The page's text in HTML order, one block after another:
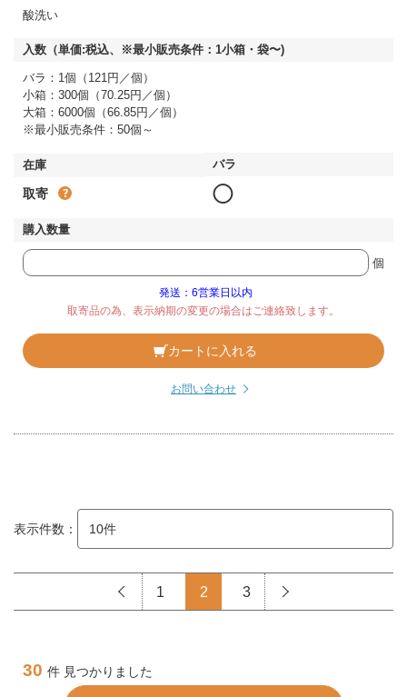
酸洗い
バラ：1個（121円／個）
小箱：300個（70.25円／個）
大箱：6000個（66.85円／個）
※最小販売条件：50個～
取寄 ◯
個
発送：6営業日以内
取寄品の為、表示納期の変更の場合はご連絡致します。
カートに入れる
お問い合わせ
表示件数：
1 2 3
30 件 見つかりました